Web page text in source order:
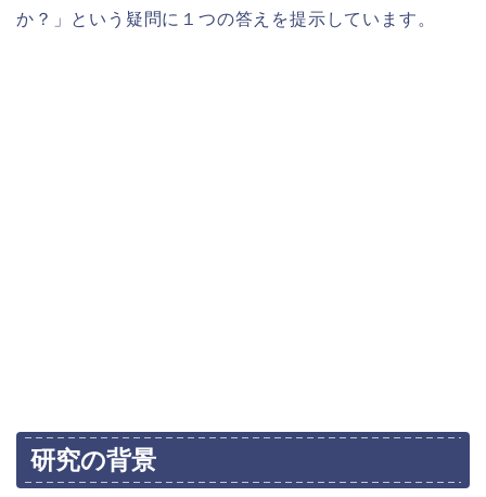
か？」という疑問に１つの答えを提示しています。
研究の背景